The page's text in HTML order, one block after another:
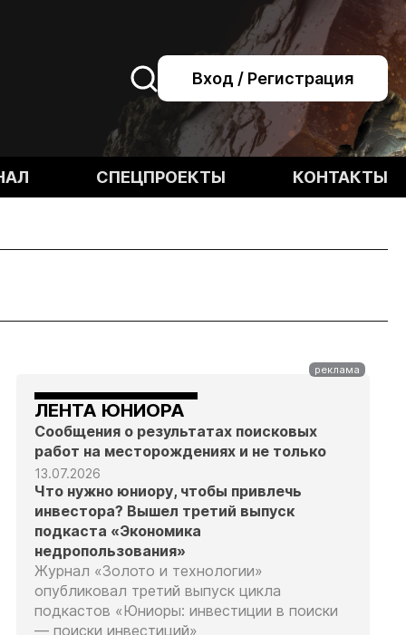
Вход / Регистрация
СПЕЦПРОЕКТЫ КОНТАКТЫ
ЛЕНТА ЮНИОРА
Сообщения о результатах поисковых
работ на месторождениях и не только
13.07.2026
Что нужно юниору, чтобы привлечь
инвестора? Вышел третий выпуск
подкаста «Экономика
недропользования»
Журнал «Золото и технологии»
опубликовал третий выпуск цикла
подкастов «Юниоры: инвестиции в поиски
— поиски инвестиций»